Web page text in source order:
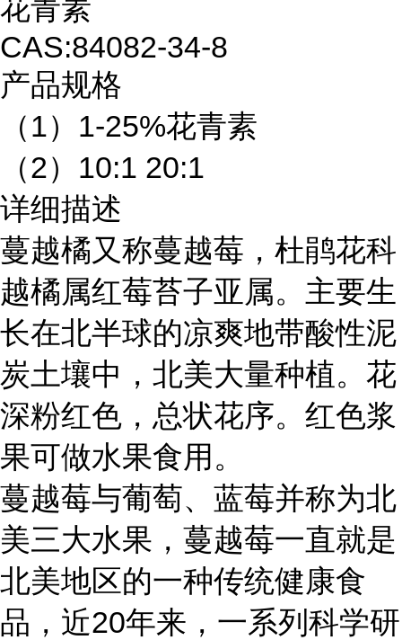
花青素
CAS:84082-34-8
产品规格
（1）1-25%花青素
（2）10:1 20:1
详细描述
蔓越橘又称蔓越莓，杜鹃花科
越橘属红莓苔子亚属。主要生
长在北半球的凉爽地带酸性泥
炭土壤中，北美大量种植。花
深粉红色，总状花序。红色浆
果可做水果食用。
蔓越莓与葡萄、蓝莓并称为北
美三大水果，蔓越莓一直就是
北美地区的一种传统健康食
品，近20年来，一系列科学研